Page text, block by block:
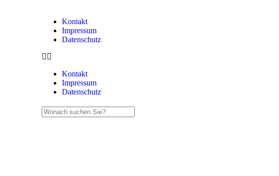
Kontakt
Impressum
Datenschutz
Kontakt
Impressum
Datenschutz